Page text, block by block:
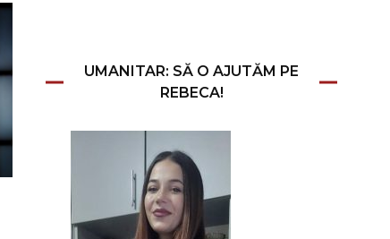
UMANITAR: SĂ O AJUTĂM PE
REBECA!